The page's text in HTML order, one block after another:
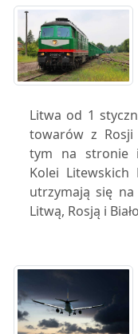
Litwa od 1
towarów z Rosji
tym na stronie
Kolei Litewskich
utrzymają się
Litwą, Rosją i